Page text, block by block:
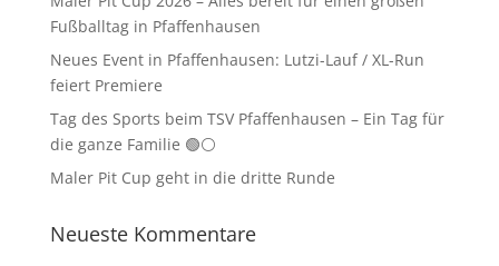
Fußballtag in Pfaffenhausen
Neues Event in Pfaffenhausen: Lutzi-Lauf / XL-Run
feiert Premiere
Tag des Sports beim TSV Pfaffenhausen – Ein Tag für
die ganze Familie 🟢⚪
Maler Pit Cup geht in die dritte Runde
Neueste Kommentare